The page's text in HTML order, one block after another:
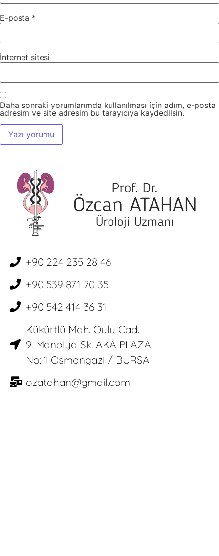
E-posta *
İnternet sitesi
Daha sonraki yorumlarımda kullanılması için adım, e-posta
adresim ve site adresim bu tarayıcıya kaydedilsin.
+90 224 235 28 46
+90 539 871 70 35
+90 542 414 36 31
Kükürtlü Mah. Oulu Cad.
9. Manolya Sk. AKA PLAZA
No: 1 Osmangazi / BURSA
ozatahan@gmail.com